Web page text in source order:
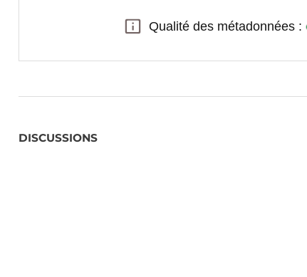
Qualité des métadonnées :
Qualité des métadonnées :
DISCUSSIONS